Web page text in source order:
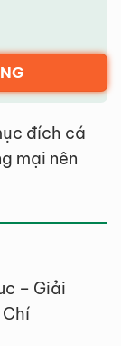
đích cá
mại nên
– Giải